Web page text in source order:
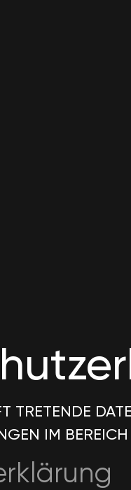
TRETENDE
IM